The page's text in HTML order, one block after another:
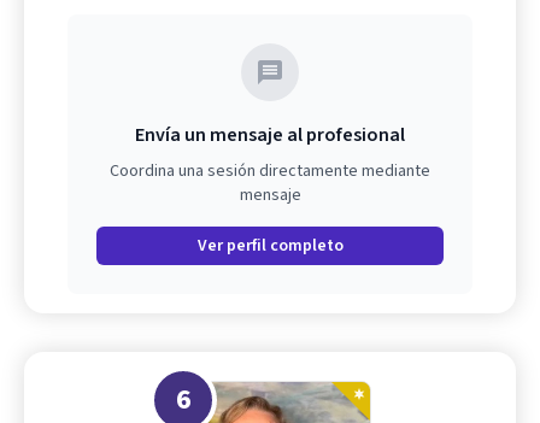
Envía un mensaje al profesional
Coordina una sesión directamente mediante
mensaje
Ver perfil completo
6